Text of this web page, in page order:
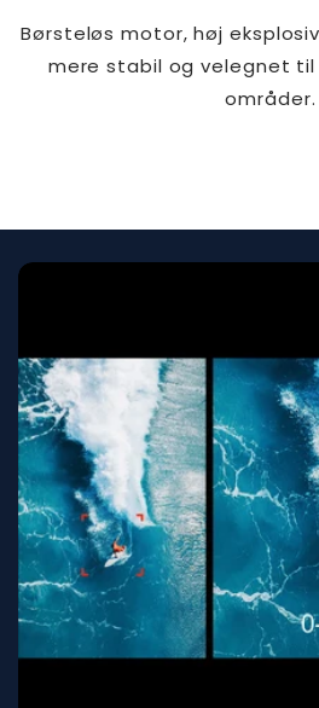
Børsteløs motor, høj
mere stabil og velegnet til
områder.